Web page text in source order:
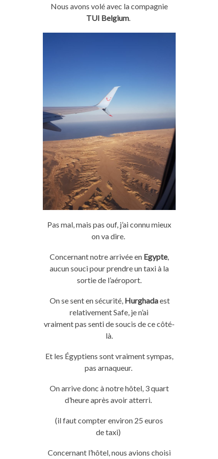
Nous avons volé avec la compagnie
TUI Belgium.
Pas mal, mais pas ouf, j’ai connu mieux
on va dire.
Concernant notre arrivée en Egypte,
aucun souci pour prendre un taxi à la
sortie de l’aéroport.
On sesenten sécurité, Hurghadaest
relativementSafe, je n’ai
vraimentpas sentide soucis de ce côté-
là.
Et les Égyptiens sont vraimentsympas,
pas arnaqueur.
On arrive donc à notre hôtel, 3 quart
d’heure après avoir atterri.
(il faut compter environ 25 euros
detaxi)
Concernant l’hôtel, nous avions choisi